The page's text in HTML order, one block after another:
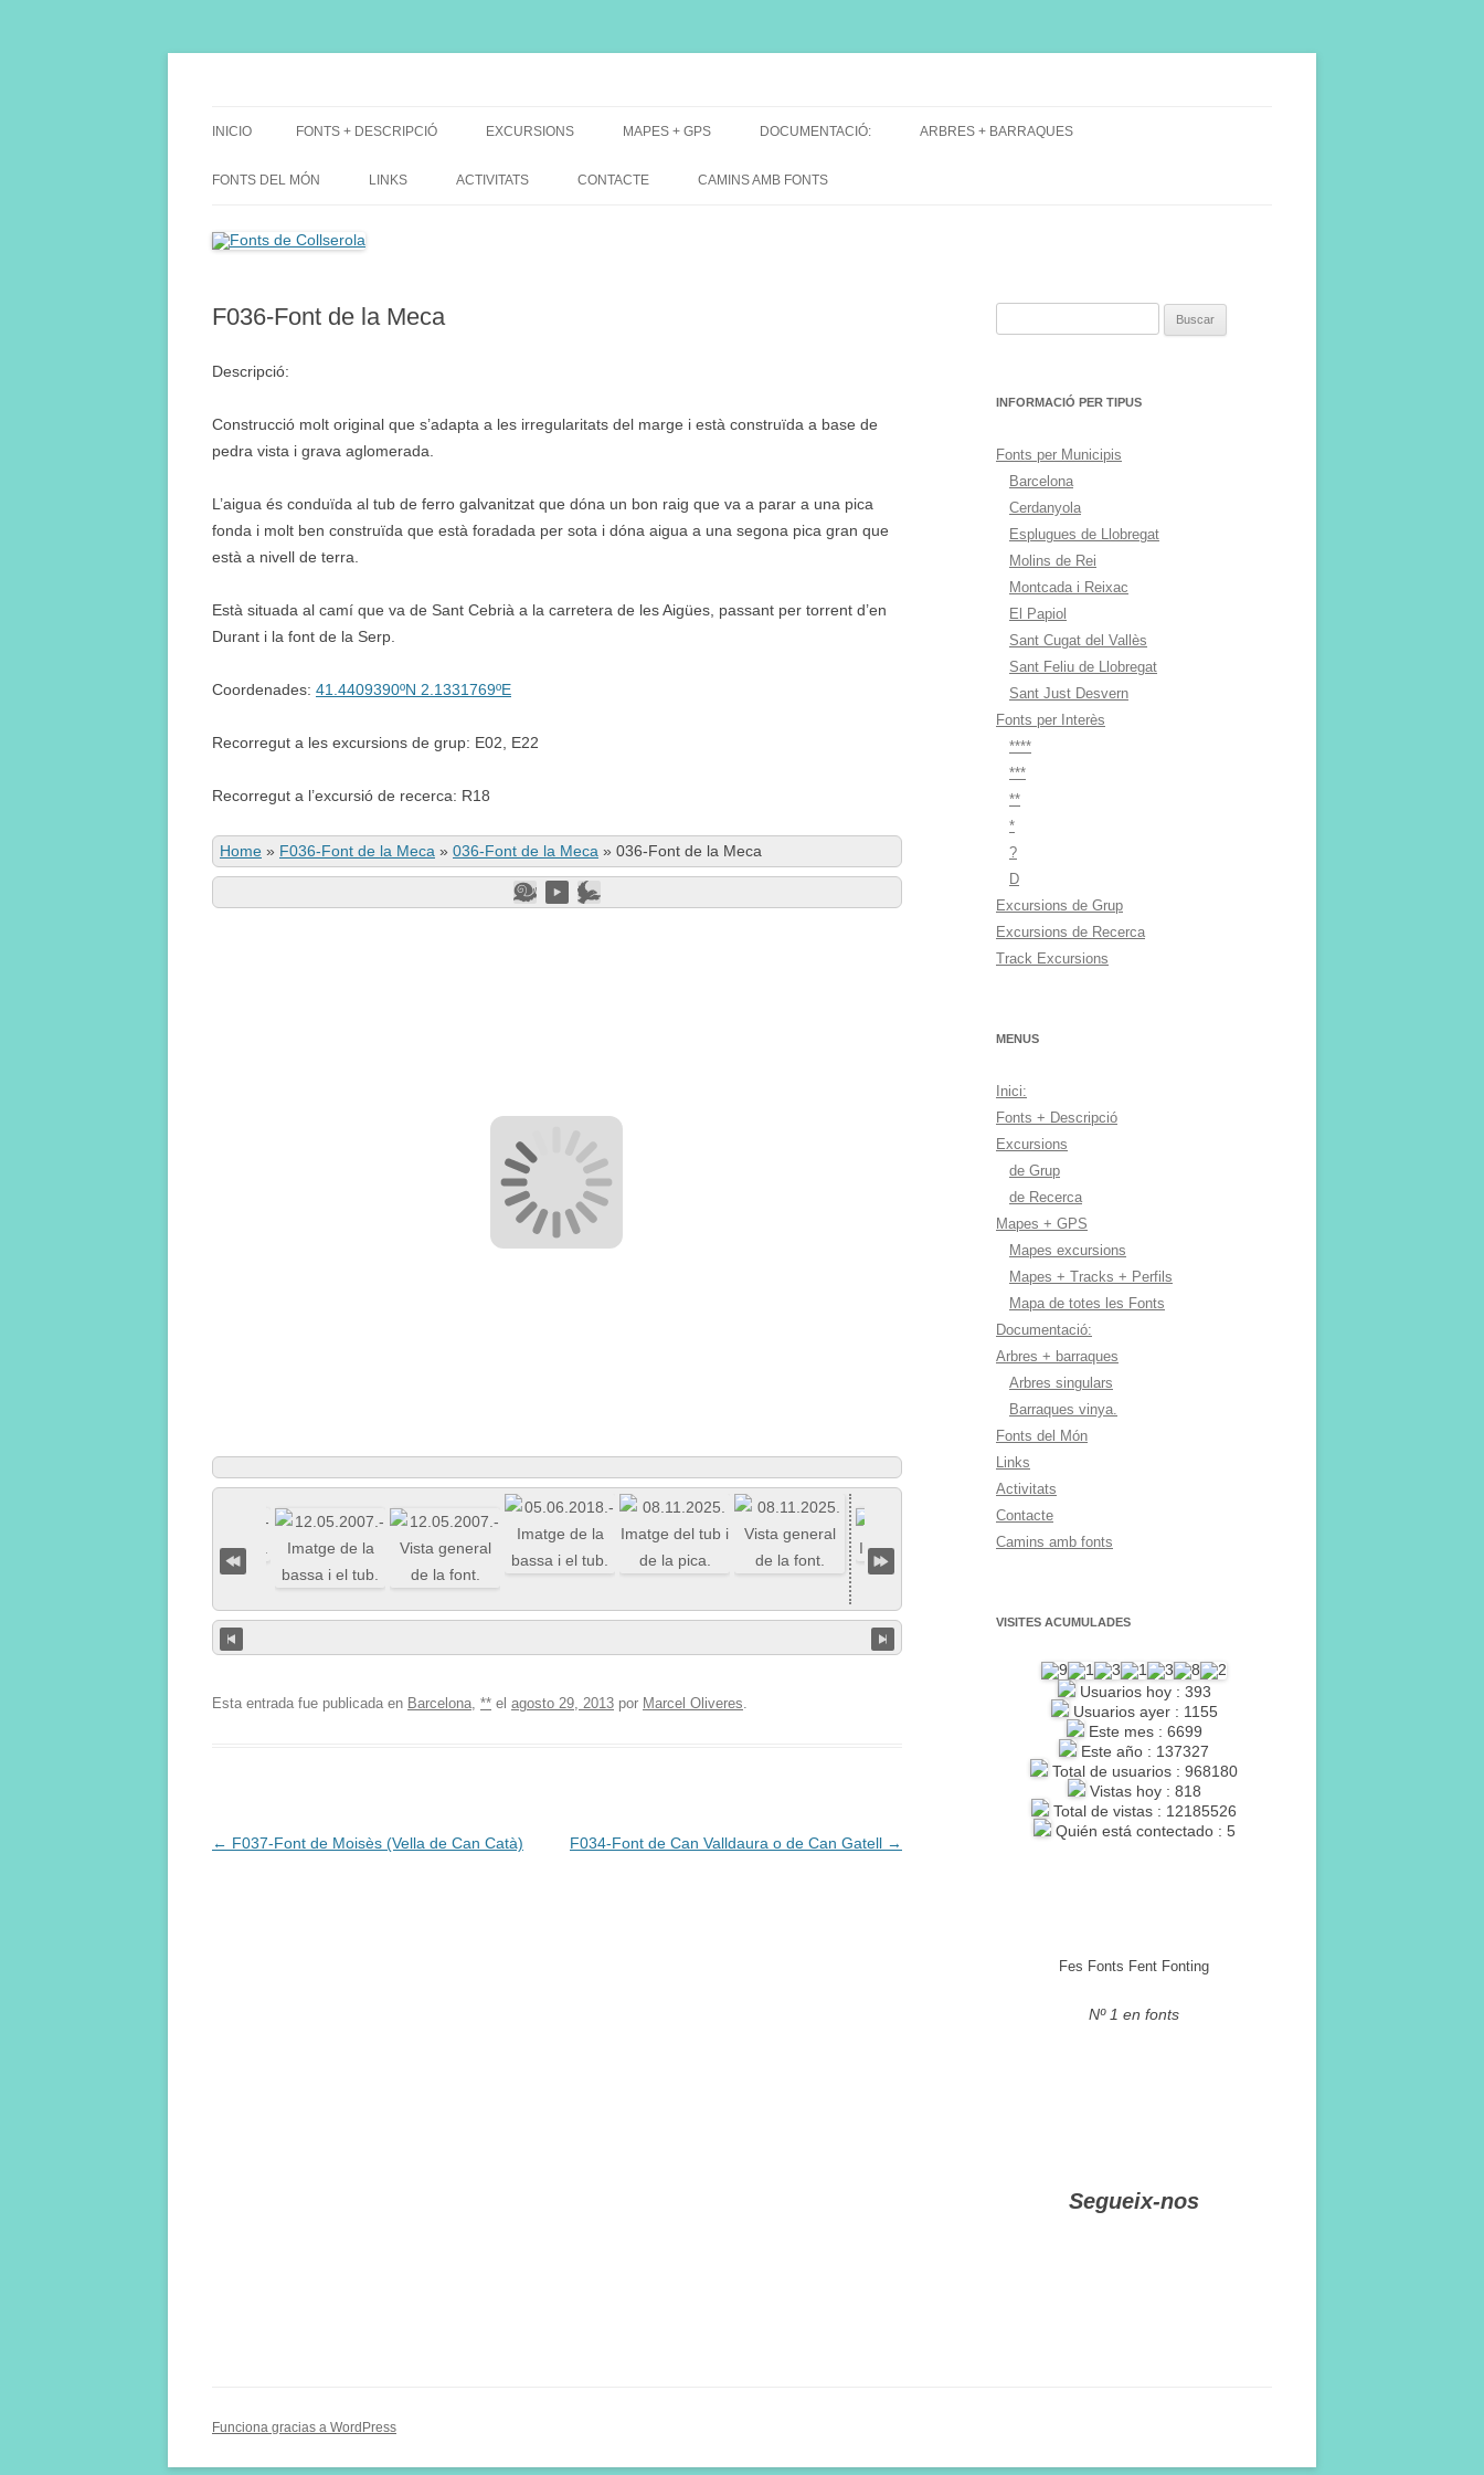
INICIO FONTS + DESCRIPCIÓ EXCURSIONS
DE GRUP
MAPES + GPS
MAPES EXCURSIONS
DOCUMENTACIÓ: ARBRES + BARRAQUES
FONTS DEL MÓN LINKS ACTIVITATS CONTACTE CAMINS AMB FONTS
F036-Font de la Meca
Descripció:
Construcció molt original que s’adapta a les irregularitats del marge i està construïda a base de
pedra vista i grava aglomerada.
L’aigua és conduïda al tub de ferro galvanitzat que dóna un bon raig que va a parar a una pica
fonda i molt ben construïda que està foradada per sota i dóna aigua a una segona pica gran que
està a nivell de terra.
Està situada al camí que va de Sant Cebrià a la carretera de les Aigües, passant per torrent d’en
Durant i la font de la Serp.
Coordenades: 41.4409390ºN 2.1331769ºE
Recorregut a les excursions de grup: E02, E22
Recorregut a l’excursió de recerca: R18
Home » F036-Font de la Meca » 036-Font de la Meca » 036-Font de la Meca
Esta entrada fue publicada en Barcelona, ** el agosto 29, 2013 por Marcel Oliveres.
Navegación
← F037-Font de Moisès (Vella de Can Catà) F034-Font de Can Valldaura o de Can Gatell →
INFORMACIÓ PER TIPUS
Fonts per Municipis
Barcelona
Cerdanyola
Esplugues de Llobregat
Molins de Rei
Montcada i Reixac
El Papiol
Sant Cugat del Vallès
Sant Feliu de Llobregat
Sant Just Desvern
Fonts per Interès
****
***
**
*
?
D
Excursions de Grup
Excursions de Recerca
Track Excursions
MENUS
Inici:
Fonts + Descripció
Excursions
de Grup
de Recerca
Mapes + GPS
Mapes excursions
Mapes + Tracks + Perfils
Mapa de totes les Fonts
Documentació:
Arbres + barraques
Arbres singulars
Barraques vinya.
Fonts del Món
Links
Activitats
Contacte
Camins amb fonts
VISITES ACUMULADES
Usuarios hoy : 393
Usuarios ayer : 1155
Este mes : 6699
Este año : 137327
Total de usuarios : 968180
Vistas hoy : 818
Total de vistas : 12185526
Quién está contectado : 5
Fes Fonts Fent Fonting
Nº 1 en fonts
Segueix-nos
Funciona gracias a WordPress